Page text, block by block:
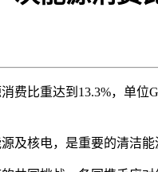
比重达到13.3%，单位
核电，是重要的清洁能